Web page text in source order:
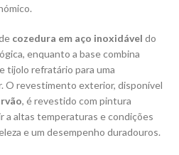
cozedura em aço inoxidável do
enquanto a base combina
tijolo refratário para uma
O revestimento exterior, disponível
, é revestido com pintura
a altas temperaturas e condições
e um desempenho duradouros.